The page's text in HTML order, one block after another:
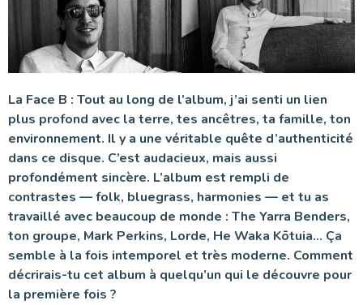
La Face B : Tout au long de l’album, j’ai senti un lien
plus profond avec la terre, tes ancêtres, ta famille, ton
environnement. Il y a une véritable quête d’authenticité
dans ce disque. C’est audacieux, mais aussi
profondément sincère. L’album est rempli de
contrastes — folk, bluegrass, harmonies — et tu as
travaillé avec beaucoup de monde : The Yarra Benders,
ton groupe, Mark Perkins, Lorde, He Waka Kōtuia… Ça
semble à la fois intemporel et très moderne. Comment
décrirais-tu cet album à quelqu’un qui le découvre pour
la première fois ?